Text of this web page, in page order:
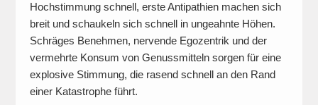
Hochstimmung schnell, erste Antipathien machen sich
breit und schaukeln sich schnell in ungeahnte Höhen.
Schräges Benehmen, nervende Egozentrik und der
vermehrte Konsum von Genussmitteln sorgen für eine
explosive Stimmung, die rasend schnell an den Rand
einer Katastrophe führt.